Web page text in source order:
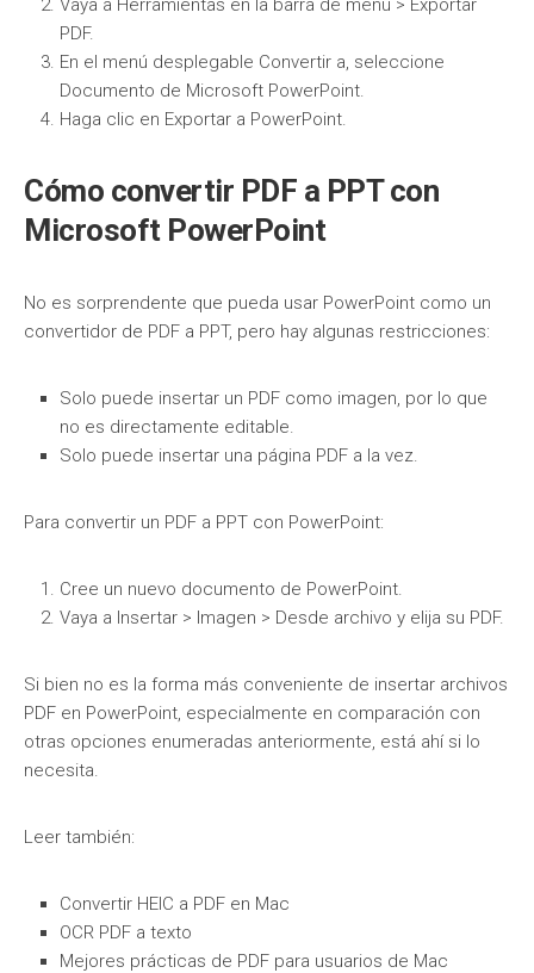
Vaya a Herramientas en la barra de menú > Exportar
PDF.
En el menú desplegable Convertir a, seleccione
Documento de Microsoft PowerPoint.
Haga clic en Exportar a PowerPoint.
Cómo convertir PDF a PPT con
Microsoft PowerPoint
No es sorprendente que pueda usar PowerPoint como un
convertidor de PDF a PPT, pero hay algunas restricciones:
Solo puede insertar un PDF como imagen, por lo que
no es directamente editable.
Solo puede insertar una página PDF a la vez.
Para convertir un PDF a PPT con PowerPoint:
Cree un nuevo documento de PowerPoint.
Vaya a Insertar > Imagen > Desde archivo y elija su PDF.
Si bien no es la forma más conveniente de insertar archivos
PDF en PowerPoint, especialmente en comparación con
otras opciones enumeradas anteriormente, está ahí si lo
necesita.
Leer también:
Convertir HEIC a PDF en Mac
OCR PDF a texto
Mejores prácticas de PDF para usuarios de Mac